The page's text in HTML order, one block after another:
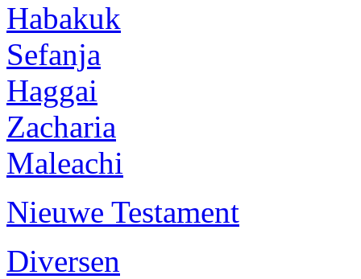
Habakuk
Sefanja
Haggai
Zacharia
Maleachi
Nieuwe Testament
Diversen